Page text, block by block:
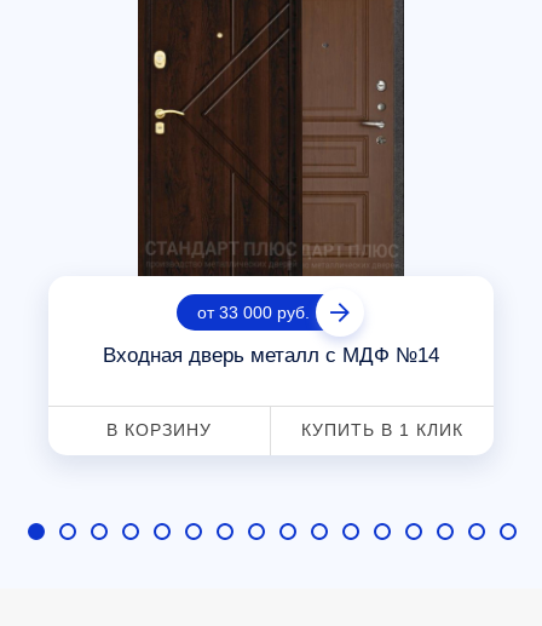
от 33 000 руб.
Входная дверь металл с МДФ №14
В КОРЗИНУ КУПИТЬ В 1 КЛИК